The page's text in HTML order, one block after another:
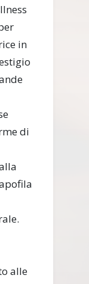
in
di
alle